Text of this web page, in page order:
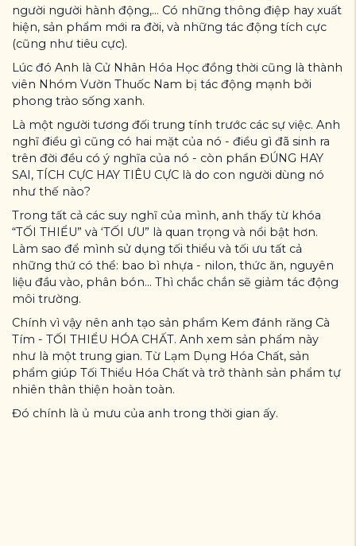
người người hành động,... Có những thông điệp hay xuất
hiện, sản phẩm mới ra đời, và những tác động tích cực
(cũng như tiêu cực).
Lúc đó Anh là Cử Nhân Hóa Học đồng thời cũng là thành
viên Nhóm Vườn Thuốc Nam bị tác động mạnh bởi
phong trào sống xanh.
Là một người tương đối trung tính trước các sự việc. Anh
nghĩ điều gì cũng có hai mặt của nó - điều gì đã sinh ra
trên đời đều có ý nghĩa của nó - còn phần ĐÚNG HAY
SAI, TÍCH CỰC HAY TIÊU CỰC là do con người dùng nó
như thế nào?
Trong tất cả các suy nghĩ của mình, anh thấy từ khóa
“TỐI THIỂU” và ‘TỐI ƯU” là quan trọng và nổi bật hơn.
Làm sao để mình sử dụng tối thiểu và tối ưu tất cả
những thứ có thể: bao bì nhựa - nilon, thức ăn, nguyên
liệu đầu vào, phân bón... Thì chắc chắn sẽ giảm tác động
môi trường.
Chính vì vậy nên anh tạo sản phẩm Kem đánh răng Cà
Tím - TỐI THIỂU HÓA CHẤT. Anh xem sản phẩm này
như là một trung gian. Từ Lạm Dụng Hóa Chất, sản
phẩm giúp Tối Thiểu Hóa Chất và trở thành sản phẩm tự
nhiên thân thiện hoàn toàn.
Đó chính là ủ mưu của anh trong thời gian ấy.